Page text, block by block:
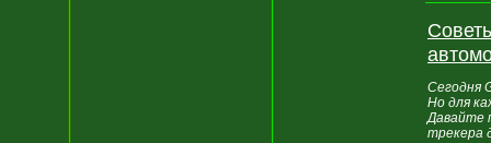
Сегодня
Но для
Давайте
трекера